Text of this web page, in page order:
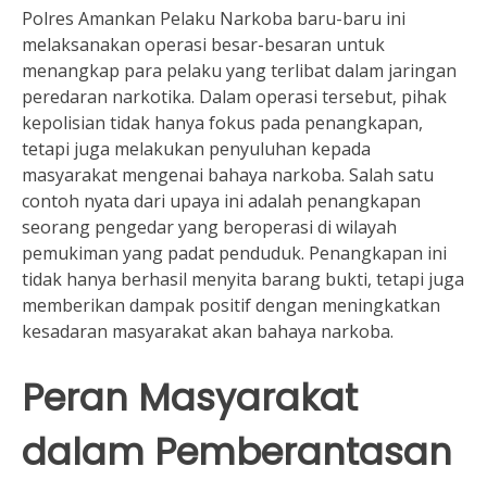
Polres Amankan Pelaku Narkoba baru-baru ini
melaksanakan operasi besar-besaran untuk
menangkap para pelaku yang terlibat dalam jaringan
peredaran narkotika. Dalam operasi tersebut, pihak
kepolisian tidak hanya fokus pada penangkapan,
tetapi juga melakukan penyuluhan kepada
masyarakat mengenai bahaya narkoba. Salah satu
contoh nyata dari upaya ini adalah penangkapan
seorang pengedar yang beroperasi di wilayah
pemukiman yang padat penduduk. Penangkapan ini
tidak hanya berhasil menyita barang bukti, tetapi juga
memberikan dampak positif dengan meningkatkan
kesadaran masyarakat akan bahaya narkoba.
Peran Masyarakat
dalam Pemberantasan